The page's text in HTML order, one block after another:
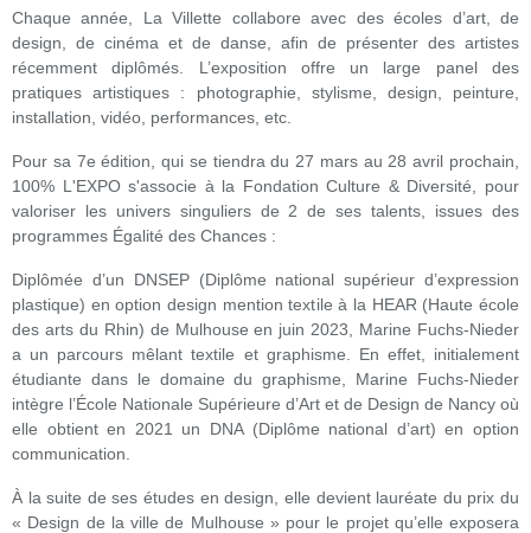
Chaque année, La Villette collabore avec des écoles d’art, de
design, de cinéma et de danse, afin de présenter des artistes
récemment diplômés. L’exposition offre un large panel des
pratiques artistiques : photographie, stylisme, design, peinture,
installation, vidéo, performances, etc.
Pour sa 7e édition, qui se tiendra du 27 mars au 28 avril prochain,
100% L'EXPO s'associe à la Fondation Culture & Diversité, pour
valoriser les univers singuliers de 2 de ses talents, issues des
programmes Égalité des Chances :
Diplômée d’un DNSEP (Diplôme national supérieur d’expression
plastique) en option design mention textile à la HEAR (Haute école
des arts du Rhin) de Mulhouse en juin 2023, Marine Fuchs-Nieder
a un parcours mêlant textile et graphisme. En effet, initialement
étudiante dans le domaine du graphisme, Marine Fuchs-Nieder
intègre l’École Nationale Supérieure d’Art et de Design de Nancy où
elle obtient en 2021 un DNA (Diplôme national d’art) en option
communication.
À la suite de ses études en design, elle devient lauréate du prix du
« Design de la ville de Mulhouse » pour le projet qu’elle exposera